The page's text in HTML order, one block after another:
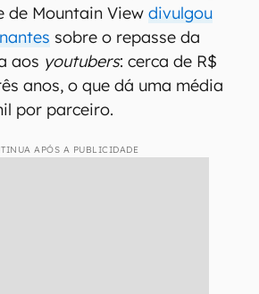
de Mountain View divulgou
sobre o repasse da
aos youtubers: cerca de R$
anos, o que dá uma média
por parceiro.
APÓS A PUBLICIDADE